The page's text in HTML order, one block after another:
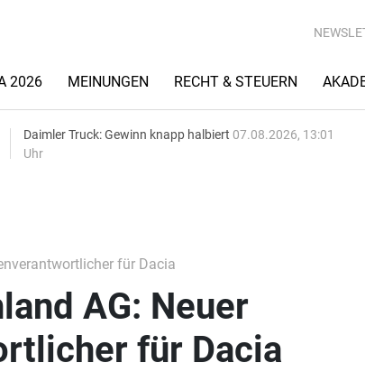
2026 MEINUNGEN RECHT & STEUERN
Daimler Truck: Gewinn knapp halbiert 07.08.2026, 13:01
Uhr
für Dacia
AG: Neuer
für Dacia